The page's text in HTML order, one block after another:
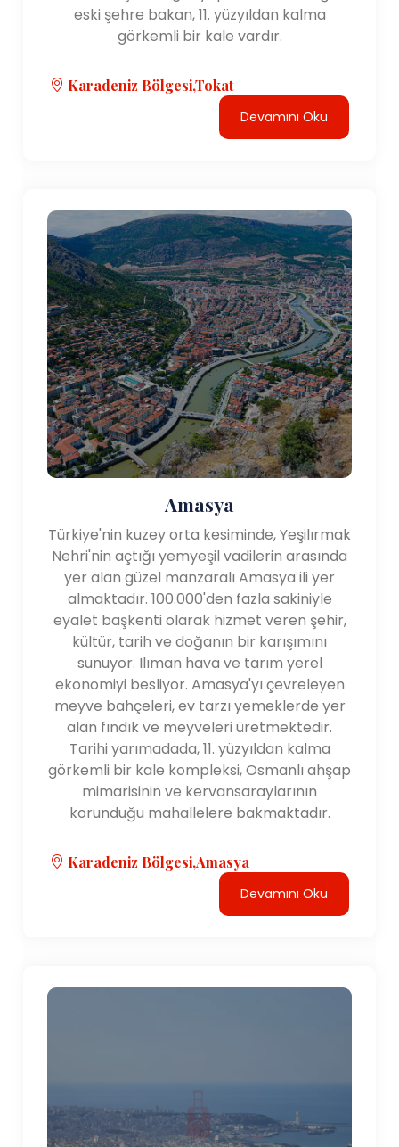
eski şehre bakan, 11. yüzyıldan kalma
görkemli bir kale vardır.
Karadeniz Bölgesi,Tokat
Devamını Oku
Amasya
Türkiye'nin kuzey orta kesiminde, Yeşilırmak
Nehri'nin açtığı yemyeşil vadilerin arasında
yer alan güzel manzaralı Amasya ili yer
almaktadır. 100.000'den fazla sakiniyle
eyalet başkenti olarak hizmet veren şehir,
kültür, tarih ve doğanın bir karışımını
sunuyor. Ilıman hava ve tarım yerel
ekonomiyi besliyor. Amasya'yı çevreleyen
meyve bahçeleri, ev tarzı yemeklerde yer
alan fındık ve meyveleri üretmektedir.
Tarihi yarımadada, 11. yüzyıldan kalma
görkemli bir kale kompleksi, Osmanlı ahşap
mimarisinin ve kervansaraylarının
korunduğu mahallelere bakmaktadır.
Karadeniz Bölgesi,Amasya
Devamını Oku